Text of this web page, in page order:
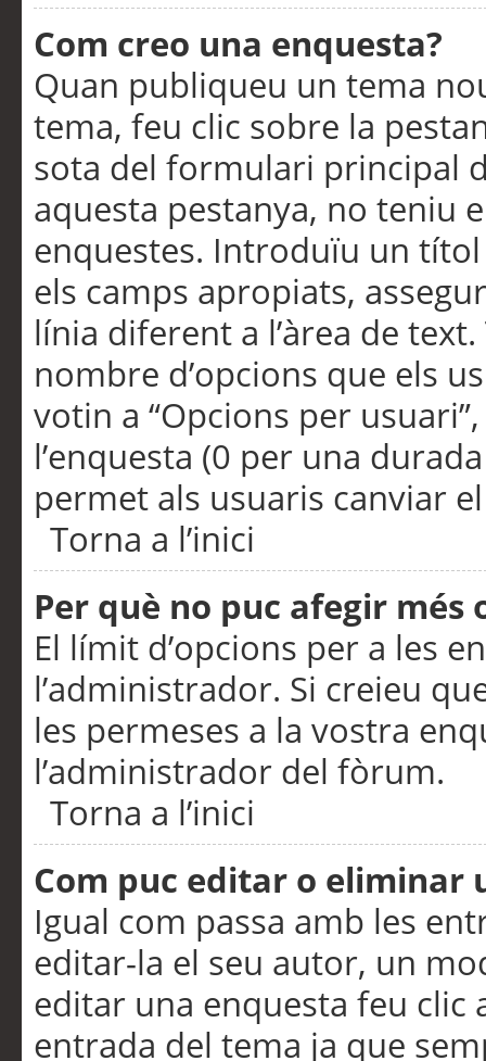
Com creo una enquesta?
Quan publiqueu un tema
tema, feu clic sobre la
sota del formulari principal
aquesta pestanya, no teniu
enquestes. Introduïu un
els camps apropiats,
línia diferent a l’àrea de
nombre d’opcions que els
votin a “Opcions per
l’enquesta (0 per una
permet als usuaris canviar
Torna a l’inici
Per què no puc afegir més
El límit d’opcions per a les
l’administrador. Si creieu
les permeses a la vostra
l’administrador del fòrum.
Torna a l’inici
Com puc editar o eliminar
Igual com passa amb les
editar-la el seu autor, un
editar una enquesta feu clic
entrada del tema ja que